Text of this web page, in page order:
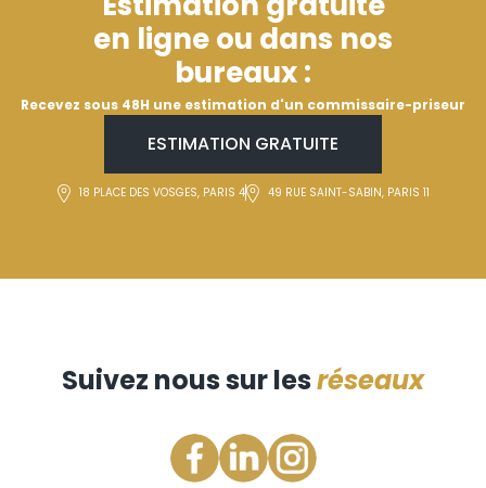
en ligne ou dans nos
bureaux :
Recevez sous 48H une estimation d'un commissaire-priseur
ESTIMATION GRATUITE
18 PLACE DES VOSGES, PARIS 4 49 RUE SAINT-SABIN, PARIS 11
Suivez nous sur lesréseaux